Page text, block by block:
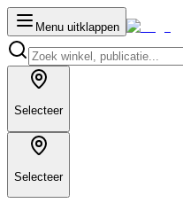
Menu uitklappen
Selecteer
Selecteer